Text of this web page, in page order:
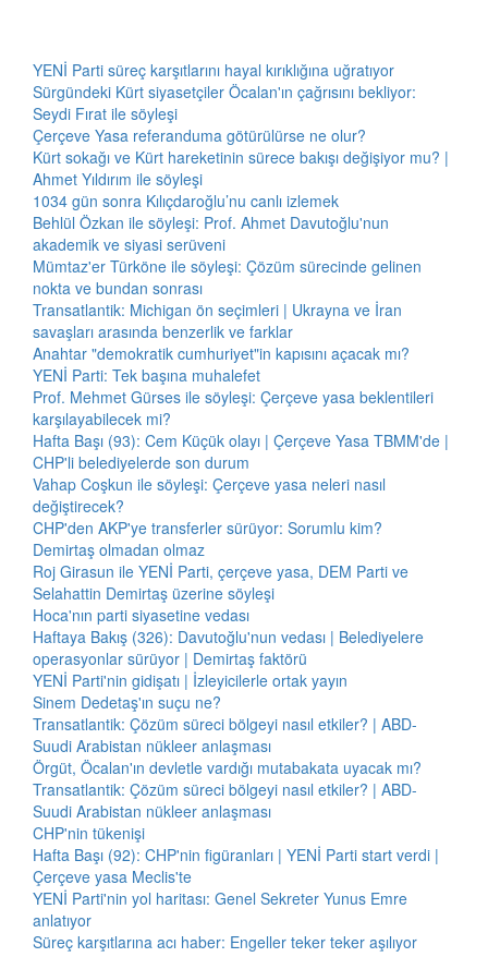
YENİ Parti süreç karşıtlarını hayal kırıklığına uğratıyor
Sürgündeki Kürt siyasetçiler Öcalan'ın çağrısını bekliyor:
Seydi Fırat ile söyleşi
Çerçeve Yasa referanduma götürülürse ne olur?
Kürt sokağı ve Kürt hareketinin sürece bakışı değişiyor mu? |
Ahmet Yıldırım ile söyleşi
1034 gün sonra Kılıçdaroğlu’nu canlı izlemek
Behlül Özkan ile söyleşi: Prof. Ahmet Davutoğlu'nun
akademik ve siyasi serüveni
Mümtaz'er Türköne ile söyleşi: Çözüm sürecinde gelinen
nokta ve bundan sonrası
Transatlantik: Michigan ön seçimleri | Ukrayna ve İran
savaşları arasında benzerlik ve farklar
Anahtar "demokratik cumhuriyet"in kapısını açacak mı?
YENİ Parti: Tek başına muhalefet
Prof. Mehmet Gürses ile söyleşi: Çerçeve yasa beklentileri
karşılayabilecek mi?
Hafta Başı (93): Cem Küçük olayı | Çerçeve Yasa TBMM'de |
CHP'li belediyelerde son durum
Vahap Coşkun ile söyleşi: Çerçeve yasa neleri nasıl
değiştirecek?
CHP'den AKP'ye transferler sürüyor: Sorumlu kim?
Demirtaş olmadan olmaz
Roj Girasun ile YENİ Parti, çerçeve yasa, DEM Parti ve
Selahattin Demirtaş üzerine söyleşi
Hoca'nın parti siyasetine vedası
Haftaya Bakış (326): Davutoğlu'nun vedası | Belediyelere
operasyonlar sürüyor | Demirtaş faktörü
YENİ Parti'nin gidişatı | İzleyicilerle ortak yayın
Sinem Dedetaş'ın suçu ne?
Transatlantik: Çözüm süreci bölgeyi nasıl etkiler? | ABD-
Suudi Arabistan nükleer anlaşması
Örgüt, Öcalan'ın devletle vardığı mutabakata uyacak mı?
Transatlantik: Çözüm süreci bölgeyi nasıl etkiler? | ABD-
Suudi Arabistan nükleer anlaşması
CHP'nin tükenişi
Hafta Başı (92): CHP'nin figüranları | YENİ Parti start verdi |
Çerçeve yasa Meclis'te
YENİ Parti'nin yol haritası: Genel Sekreter Yunus Emre
anlatıyor
Süreç karşıtlarına acı haber: Engeller teker teker aşılıyor